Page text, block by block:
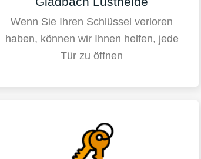
Wenn Sie Ihren Schlüssel verloren
haben, können wir Ihnen helfen, jede
Tür zu öffnen